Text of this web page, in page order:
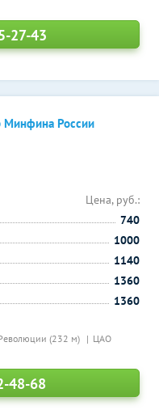
27-43
Минфина России
(232 м) ЦАО
Цена, руб.:
740
1000
1140
1360
1360
48-68